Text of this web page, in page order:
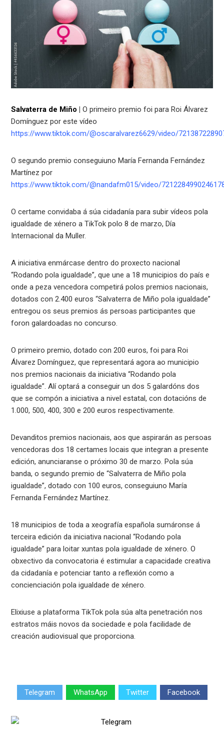
Salvaterra de Miño | O primeiro premio foi para Roi Álvarez
Domínguez por este vídeo
https://www.tiktok.com/@oscaralvarez6629/video/
O segundo premio conseguiuno María Fernanda Fernández
Martínez por
https://www.tiktok.com/@nandafm015/video/
O certame convidaba á súa cidadanía para subir vídeos pola
igualdade de xénero a TikTok polo 8 de marzo, Día
Internacional da Muller.
A iniciativa enmárcase dentro do proxecto nacional
“Rodando pola igualdade”, que une a 18 municipios do país e
onde a peza vencedora competirá polos premios nacionais,
dotados con 2.400 euros “Salvaterra de Miño pola igualdade”
entregou os seus premios ás persoas participantes que
foron galardoadas no concurso.
O primeiro premio, dotado con 200 euros, foi para Roi
Álvarez Domínguez, que representará agora ao municipio
nos premios nacionais da iniciativa “Rodando pola
igualdade”. Alí optará a conseguir un dos 5 galardóns dos
que se compón a iniciativa a nivel estatal, con dotacións de
1.000, 500, 400, 300 e 200 euros respectivamente.
Devanditos premios nacionais, aos que aspirarán as persoas
vencedoras dos 18 certames locais que integran a presente
edición, anunciaranse o próximo 30 de marzo. Pola súa
banda, o segundo premio de “Salvaterra de Miño pola
igualdade”, dotado con 100 euros, conseguiuno María
Fernanda Fernández Martínez.
18 municipios de toda a xeografía española sumáronse á
terceira edición da iniciativa nacional “Rodando pola
igualdade” para loitar xuntas pola igualdade de xénero. O
obxectivo da convocatoria é estimular a capacidade creativa
da cidadanía e potenciar tanto a reflexión como a
concienciación pola igualdade de xénero.
Elixiuse a plataforma TikTok pola súa alta penetración nos
estratos máis novos da sociedade e pola facilidade de
creación audiovisual que proporciona.
Telegram WhatsApp Twitter Facebook